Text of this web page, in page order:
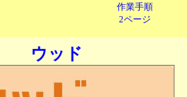
作業手順
2ページ
ウッド